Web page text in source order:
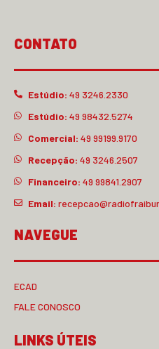
CONTATO
Estúdio: 49 3246.2330
Estúdio: 49 98432.5274
Comercial: 49 99199.9170
Recepção: 49 3246.2507
Financeiro: 49 99841.2907
Email:
NAVEGUE
ECAD
FALE CONOSCO
LINKS ÚTEIS